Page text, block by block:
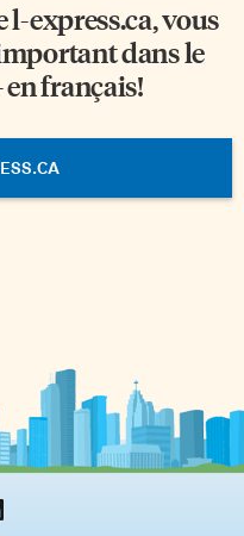
l-express.ca, vous
dans le
français!